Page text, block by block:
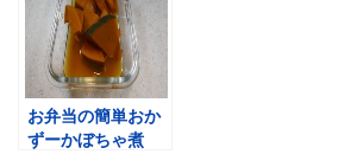
お弁当の簡単おか
ずーかぼちゃ煮